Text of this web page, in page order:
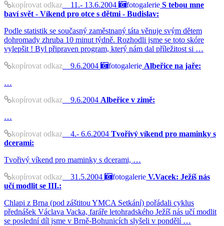
kopírovat odkaz 11.- 13.6.2004 fotogalerie S tebou mne
baví svět - Víkend pro otce s dětmi - Budislav:
Podle statistik se současný zaměstnaný táta věnuje svým dětem
dohromady zhruba 10 minut týdně. Rozhodli jsme se toto skóre
vylepšit ! Byl připraven program, který nám dal příležitost si …
kopírovat odkaz 9.6.2004 fotogalerie Albeřice na jaře:
…
kopírovat odkaz 9.6.2004 Albeřice v zimě:
…
kopírovat odkaz 4.- 6.6.2004 Tvořivý víkend pro maminky s
dcerami:
Tvořivý víkend pro maminky s dcerami, …
kopírovat odkaz 31.5.2004 fotogalerie V.Vacek: Ježíš nás
učí modlit se III.:
Chlapi z Brna (pod záštitou YMCA Setkání) pořádali cyklus
přednášek Václava Vacka, faráře letohradského Ježíš nás učí modlit
se poslední díl jsme v Brně-Bohunicích slyšeli v pondělí …